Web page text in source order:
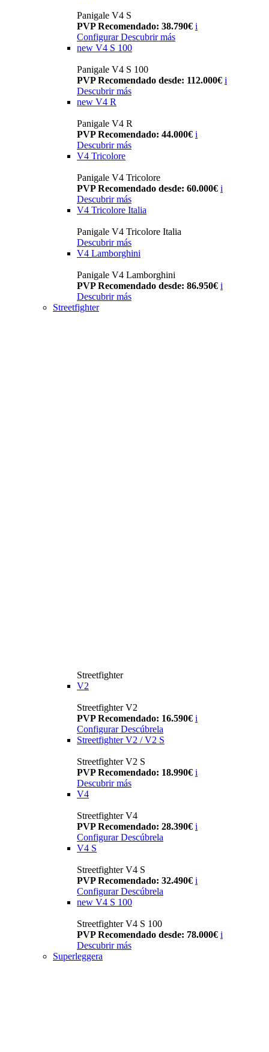
Panigale V4 S
PVP Recomendado: 38.790€ i
Configurar Descubrir más
new V4 S 100
Panigale V4 S 100
PVP Recomendado desde: 112.000€ i
Descubrir más
new V4 R
Panigale V4 R
PVP Recomendado: 44.000€ i
Descubrir más
V4 Tricolore
Panigale V4 Tricolore
PVP Recomendado desde: 60.000€ i
Descubrir más
V4 Tricolore Italia
Panigale V4 Tricolore Italia
Descubrir más
V4 Lamborghini
Panigale V4 Lamborghini
PVP Recomendado desde: 86.950€ i
Descubrir más
Streetfighter
Streetfighter
V2
Streetfighter V2
PVP Recomendado: 16.590€ i
Configurar Descúbrela
Streetfighter V2 / V2 S
Streetfighter V2 S
PVP Recomendado: 18.990€ i
Descubrir más
V4
Streetfighter V4
PVP Recomendado: 28.390€ i
Configurar Descúbrela
V4 S
Streetfighter V4 S
PVP Recomendado: 32.490€ i
Configurar Descúbrela
new V4 S 100
Streetfighter V4 S 100
PVP Recomendado desde: 78.000€ i
Descubrir más
Superleggera